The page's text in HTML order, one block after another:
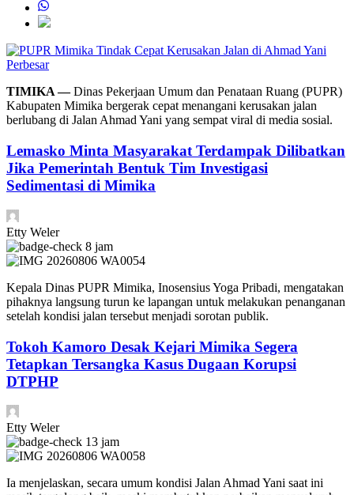
Perbesar
TIMIKA —Dinas Pekerjaan Umum dan Penataan Ruang (PUPR)
Kabupaten Mimika bergerak cepat menangani kerusakan jalan
berlubang di Jalan Ahmad Yani yang sempat viral di media sosial.
Lemasko Minta Masyarakat Terdampak Dilibatkan
Jika Pemerintah Bentuk Tim Investigasi
Sedimentasi di Mimika
Etty Weler
8 jam
Kepala Dinas PUPR Mimika, Inosensius Yoga Pribadi, mengatakan
pihaknya langsung turun ke lapangan untuk melakukan penanganan
setelah kondisi jalan tersebut menjadi sorotan publik.
Tokoh Kamoro Desak Kejari Mimika Segera
Tetapkan Tersangka Kasus Dugaan Korupsi
DTPHP
Etty Weler
13 jam
Ia menjelaskan, secara umum kondisi Jalan Ahmad Yani saat ini